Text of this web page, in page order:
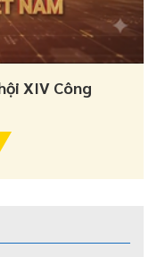
XIV Công